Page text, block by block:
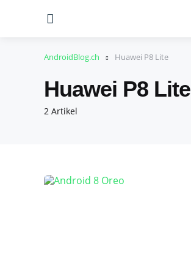
AndroidBlog.ch Huawei P8 Lite
2 Artikel
Huawei P8 Lite